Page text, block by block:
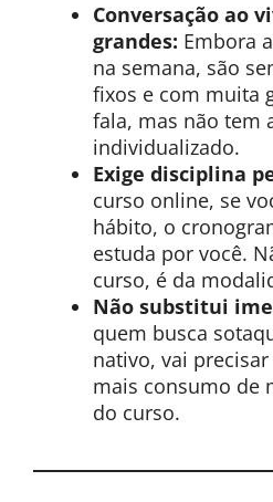
Conversação ao
grandes: Embora
na semana, são
fixos e com muita
fala, mas não tem
individualizado.
Exige disciplina
curso online, se
hábito, o
estuda por você.
curso, é da
Não substitui
quem busca
nativo, vai
mais consumo de
do curso.